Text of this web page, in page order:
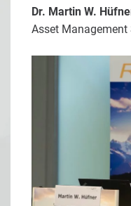
Dr. Martin W.
Asset Management